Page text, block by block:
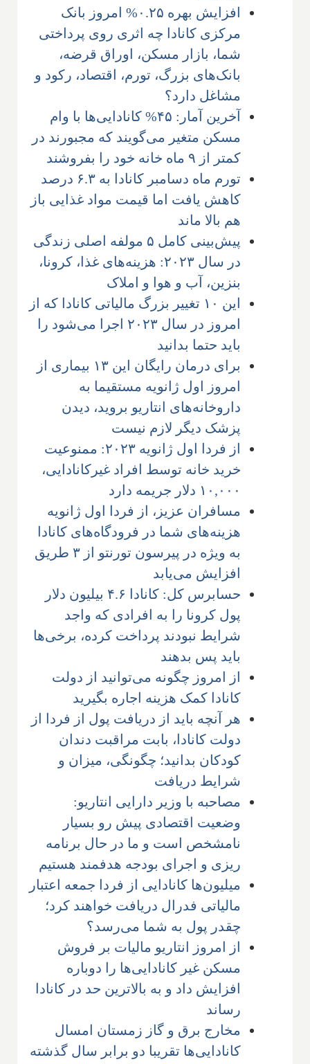
افزایش بهره ۰.۲۵% امروز بانک
مرکزی کانادا چه اثری روی پرداختی
شما، بازار مسکن، اوراق قرضه،
بانک‌های بزرگ، تورم، اقتصاد، رکود و
مشاغل دارد؟
آخرین آمار: ۴۵% کانادایی‌ها با وام
مسکن متغیر می‌گویند که مجبورند در
کمتر از ۹ ماه خانه خود را بفروشند
تورم ماه دسامبر کانادا به ۶.۳ درصد
کاهش یافت اما قیمت مواد غذایی باز
هم بالا ماند
پیش‌بینی کامل ۵ مولفه اصلی زندگی
در سال ۲۰۲۳: هزینه‌های غذا، کرونا،
بنزین، آب و هوا و املاک
این ۱۰ تغییر بزرگ مالیاتی کانادا که از
امروز در سال ۲۰۲۳ اجرا می‌شود را
باید حتما بدانید
برای درمان رایگان این ۱۳ بیماری از
امروز اول ژانویه مستقیما به
داروخانه‌های انتاریو بروید، دیدن
پزشک دیگر لازم نیست
از فردا اول ژانویه ۲۰۲۳: ممنوعیت
خرید خانه توسط افراد غیرکانادایی،
۱۰,۰۰۰ دلار جریمه دارد
مسافران عزیز، از فردا اول ژانویه
هزینه‌های شما در فرودگاه‌های کانادا
به ویژه در پیرسون تورنتو از ۳ طریق
افزایش می‌یابد
حسابرس کل: کانادا ۴.۶ بیلیون دلار
پول کرونا را به افرادی که واجد
شرایط نبودند پرداخت کرده، برخی‌ها
باید پس بدهند
از امروز چگونه می‌توانید از دولت
کانادا کمک هزینه اجاره بگیرید
هر آنچه باید از دریافت پول از فردا از
دولت کانادا، بابت مراقبت دندان
کودکان بدانید؛ چگونگی، میزان و
شرایط دریافت
مصاحبه با وزیر دارایی انتاریو:
وضعیت اقتصادی پیش رو بسیار
نامشخص است و ما در حال برنامه
ریزی و اجرای بودجه هدفمند هستیم
میلیون‌ها کانادایی از فردا جمعه اعتبار
مالیاتی فدرال دریافت خواهند کرد؛
چقدر پول به شما می‌رسد؟
از امروز انتاریو مالیات بر فروش
مسکن غیر کانادایی‌ها را دوباره
افزایش داد و به بالاترین حد در کانادا
رساند
مخارج برق و گاز زمستان امسال
کانادایی‌ها تقریبا دو برابر سال گذشته